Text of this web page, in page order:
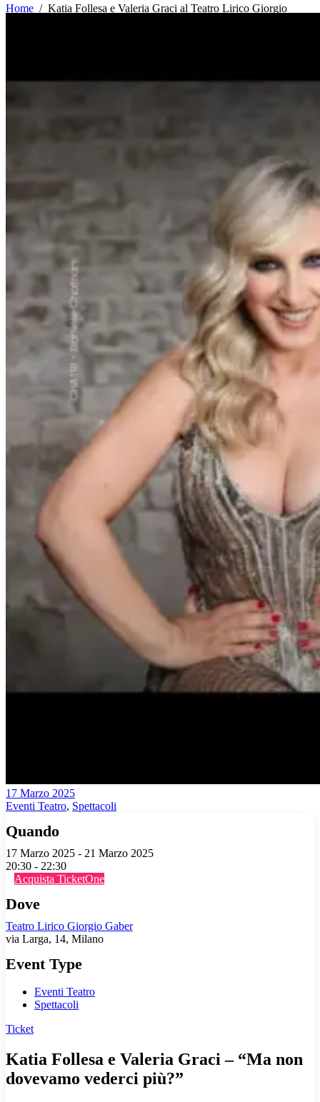
Home / Katia Follesa e Valeria Graci al Teatro Lirico Giorgio
17 Marzo 2025
Eventi Teatro, Spettacoli
Quando
17 Marzo 2025 - 21 Marzo 2025
20:30 - 22:30
Acquista TicketOne
Dove
Teatro Lirico Giorgio Gaber
via Larga, 14, Milano
Event Type
Eventi Teatro
Spettacoli
Ticket
Katia Follesa e Valeria Graci – “Ma non
dovevamo vederci più?”